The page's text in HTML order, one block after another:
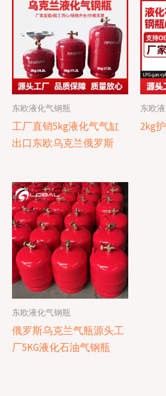
东欧液化气钢瓶
工厂直销5kg液化气气缸
出口东欧乌克兰俄罗斯
东欧
2kg
东欧液化气钢瓶
俄罗斯乌克兰气瓶源头工
厂5KG液化石油气钢瓶